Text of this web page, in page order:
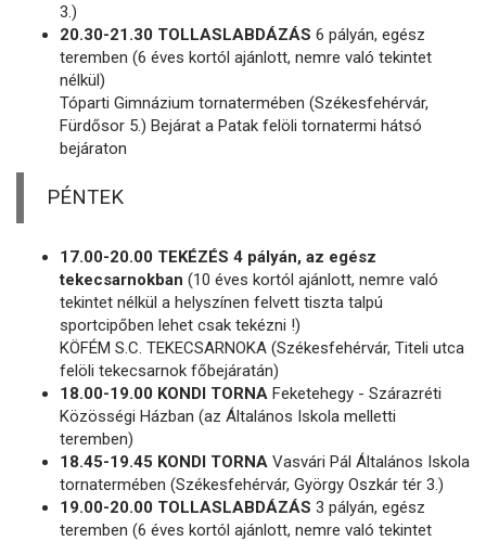
3.)
20.30-21.30 TOLLASLABDÁZÁS 6 pályán, egész
teremben (6 éves kortól ajánlott, nemre való tekintet
nélkül)
Tóparti Gimnázium tornatermében (Székesfehérvár,
Fürdősor 5.) Bejárat a Patak felöli tornatermi hátsó
bejáraton
PÉNTEK
17.00-20.00 TEKÉZÉS 4 pályán, az egész
tekecsarnokban (10 éves kortól ajánlott, nemre való
tekintet nélkül a helyszínen felvett tiszta talpú
sportcipőben lehet csak tekézni !)
KÖFÉM S.C. TEKECSARNOKA (Székesfehérvár, Titeli utca
felöli tekecsarnok főbejáratán)
18.00-19.00 KONDI TORNA Feketehegy - Szárazréti
Közösségi Házban (az Általános Iskola melletti
teremben)
18.45-19.45 KONDI TORNA Vasvári Pál Általános Iskola
tornatermében (Székesfehérvár, György Oszkár tér 3.)
19.00-20.00 TOLLASLABDÁZÁS 3 pályán, egész
teremben (6 éves kortól ajánlott, nemre való tekintet